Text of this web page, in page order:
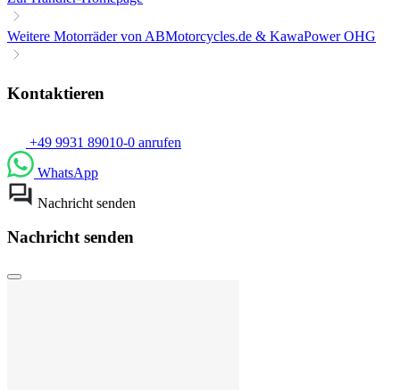
Weitere Motorräder von ABMotorcycles.de & KawaPower OHG
Kontaktieren
+49 9931 89010-0 anrufen
WhatsApp
Nachricht senden
Nachricht senden